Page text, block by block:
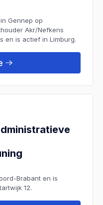
Gennep op
Akr/Nefkens
en is actief in Limburg.
Brabant en is
12.